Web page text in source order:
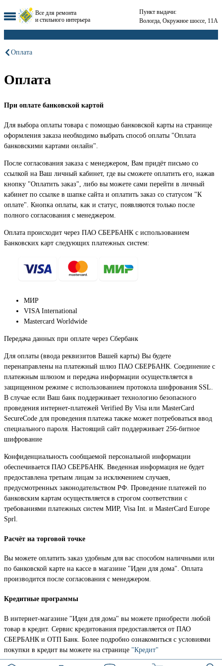
Все для ремонта
и стильного интерьера
Пункт выдачи:
Вологда, Окружное шоссе, 11А
Оплата
Оплата
При оплате банковской картой
Для выбора оплаты товара с помощью банковской карты на странице
оформления заказа необходимо выбрать способ оплаты "Оплата
банковскими картами онлайн".
После согласования заказа с менеджером, Вам придёт письмо со
ссылкой на Ваш личный кабинет, где вы сможете оплатить его, нажав
кнопку "Оплатить заказ", либо вы можете сами перейти в личный
кабинет по ссылке в шапке сайта и оплатить заказ со статусом "К
оплате". Кнопка оплаты, как и статус, появляются только после
полного согласования с менеджером.
Оплата происходит через ПАО СБЕРБАНК с использованием
Банковских карт следующих платежных систем:
МИР
VISA International
Mastercard Worldwide
Передача данных при оплате через Сбербанк
Для оплаты (ввода реквизитов Вашей карты) Вы будете
перенаправлены на платежный шлюз ПАО СБЕРБАНК. Соединение с
платежным шлюзом и передача информации осуществляется в
защищенном режиме с использованием протокола шифрования SSL.
В случае если Ваш банк поддерживает технологию безопасного
проведения интернет-платежей Verified By Visa или MasterCard
SecureCode для проведения платежа также может потребоваться ввод
специального пароля. Настоящий сайт поддерживает 256-битное
шифрование
Конфиденциальность сообщаемой персональной информации
обеспечивается ПАО СБЕРБАНК. Введенная информация не будет
предоставлена третьим лицам за исключением случаев,
предусмотренных законодательством РФ. Проведение платежей по
банковским картам осуществляется в строгом соответствии с
требованиями платежных систем МИР, Visa Int. и MasterCard Europe
Sprl.
Расчёт на торговой точке
Вы можете оплатить заказ удобным для вас способом наличными или
по банковской карте на кассе в магазине "Идеи для дома". Оплата
производится после согласования с менеджером.
Кредитные программы
В интернет-магазине "Идеи для дома" вы можете приобрести любой
товар в кредит. Сервис кредитования предоставляется от ПАО
СБЕРБАНК и ОТП Банк. Более подробно ознакомиться с условиями
покупки в кредит вы можете на странице "Кредит"